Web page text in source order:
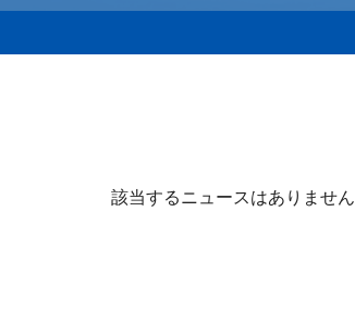
該当するニュースはありません